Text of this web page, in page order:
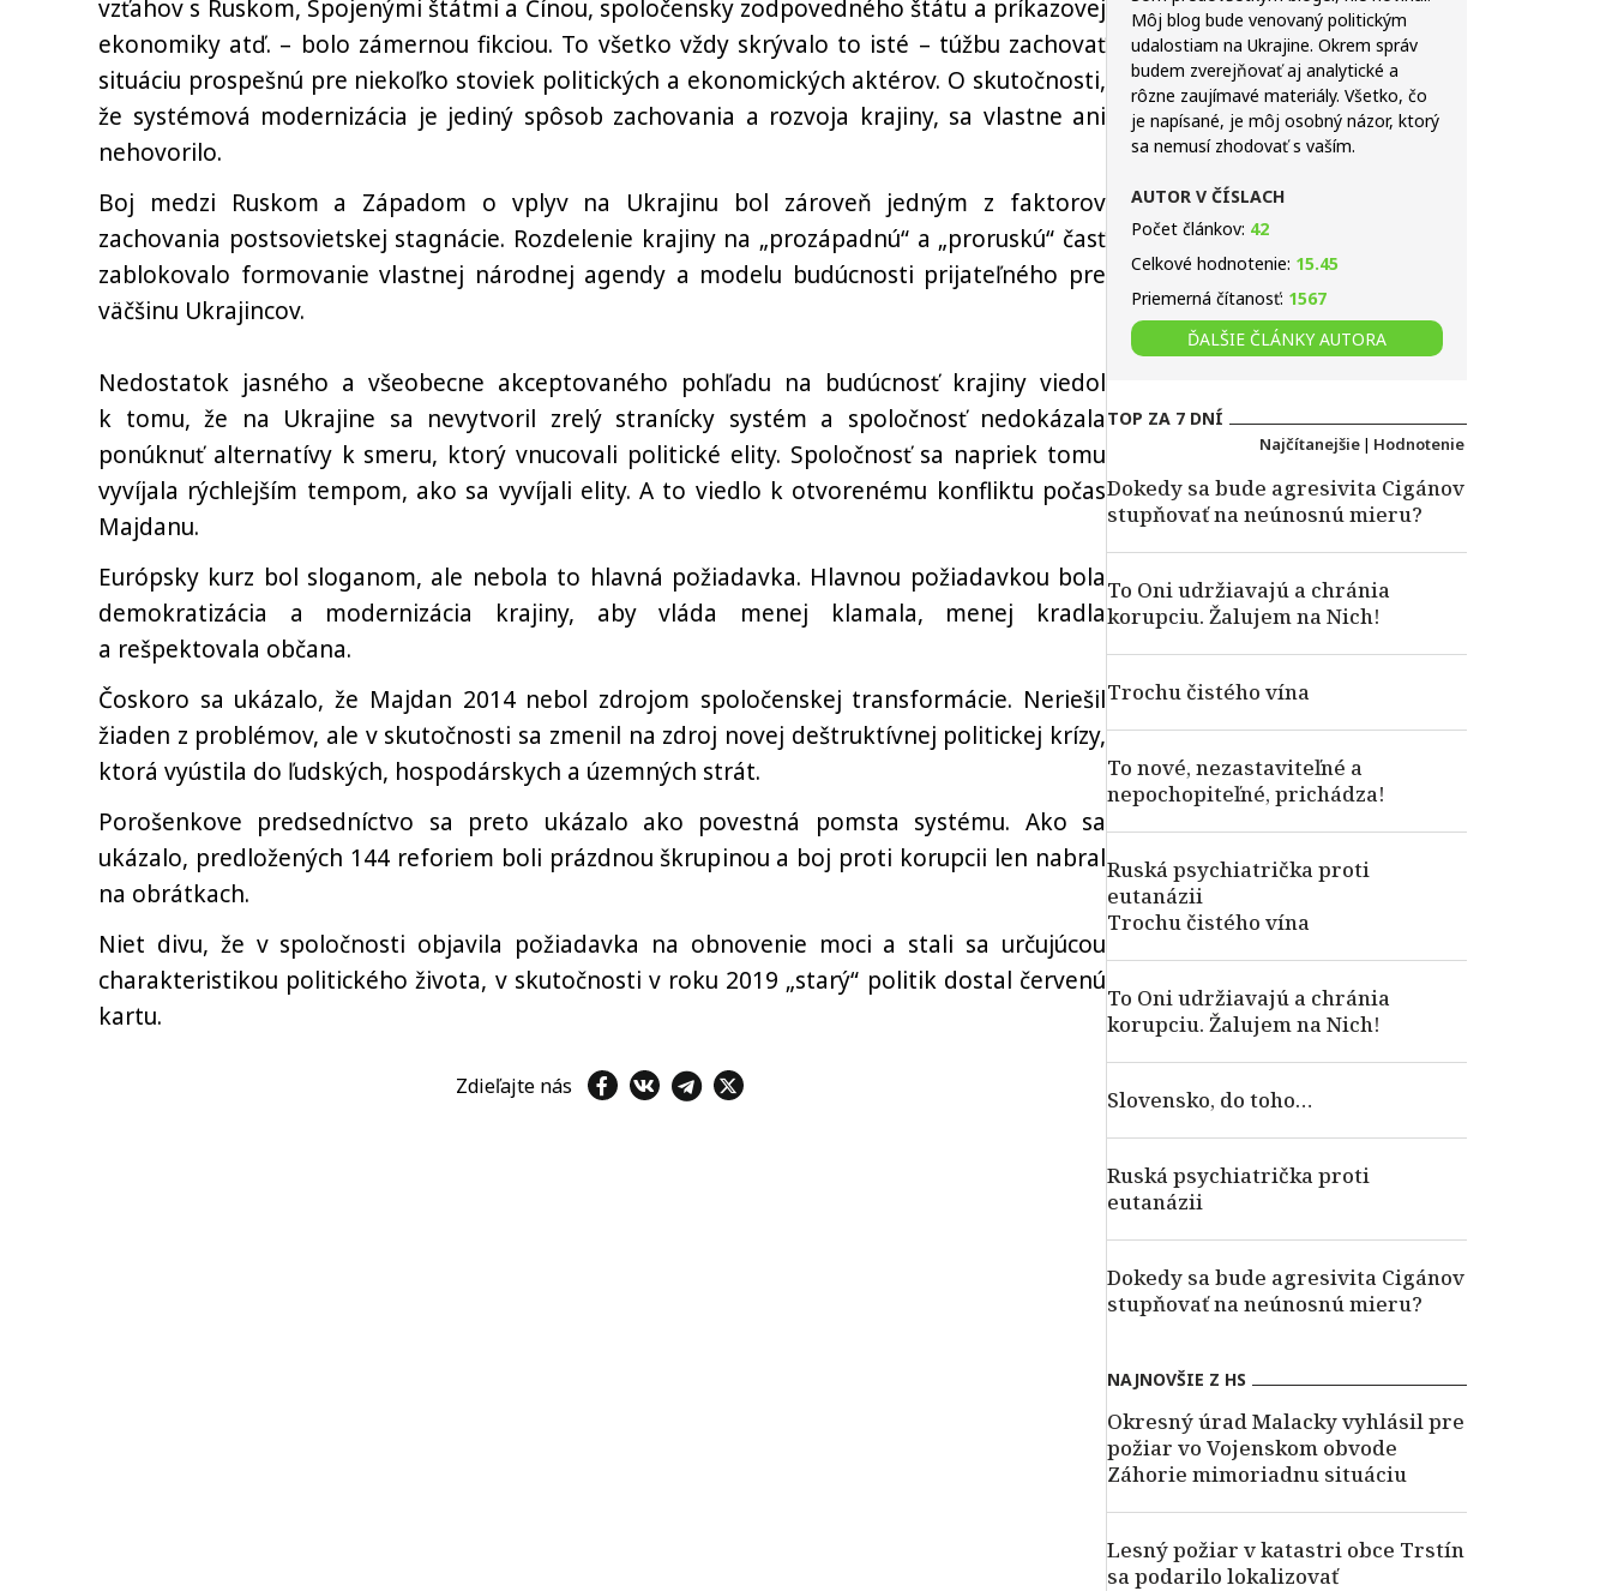
vzťahov s Ruskom, Spojenými štátmi a Čínou, spoločensky zodpovedného štátu a príkazovej
ekonomiky atď. – bolo zámernou fikciou. To všetko vždy skrývalo to isté – túžbu zachovať
situáciu prospešnú pre niekoľko stoviek politických a ekonomických aktérov. O skutočnosti,
že systémová modernizácia je jediný spôsob zachovania a rozvoja krajiny, sa vlastne ani
nehovorilo.
Boj medzi Ruskom a Západom o vplyv na Ukrajinu bol zároveň jedným z faktorov
zachovania postsovietskej stagnácie. Rozdelenie krajiny na „prozápadnú“ a „proruskú“ časť
zablokovalo formovanie vlastnej národnej agendy a modelu budúcnosti prijateľného pre
väčšinu Ukrajincov.
Nedostatok jasného a všeobecne akceptovaného pohľadu na budúcnosť krajiny viedol
k tomu, že na Ukrajine sa nevytvoril zrelý stranícky systém a spoločnosť nedokázala
ponúknuť alternatívy k smeru, ktorý vnucovali politické elity. Spoločnosť sa napriek tomu
vyvíjala rýchlejším tempom, ako sa vyvíjali elity. A to viedlo k otvorenému konfliktu počas
Majdanu.
Európsky kurz bol sloganom, ale nebola to hlavná požiadavka. Hlavnou požiadavkou bola
demokratizácia a modernizácia krajiny, aby vláda menej klamala, menej kradla
a rešpektovala občana.
Čoskoro sa ukázalo, že Majdan 2014 nebol zdrojom spoločenskej transformácie. Neriešil
žiaden z problémov, ale v skutočnosti sa zmenil na zdroj novej deštruktívnej politickej krízy,
ktorá vyústila do ľudských, hospodárskych a územných strát.
Porošenkove predsedníctvo sa preto ukázalo ako povestná pomsta systému. Ako sa
ukázalo, predložených 144 reforiem boli prázdnou škrupinou a boj proti korupcii len nabral
na obrátkach.
Niet divu, že v spoločnosti objavila požiadavka na obnovenie moci a stali sa určujúcou
charakteristikou politického života, v skutočnosti v roku 2019 „starý“ politik dostal červenú
kartu.
Zdieľajte nás
Môj blog bude venovaný politickým
udalostiam na Ukrajine. Okrem správ
budem zverejňovať aj analytické a
rôzne zaujímavé materiály. Všetko, čo
je napísané, je môj osobný názor, ktorý
sa nemusí zhodovať s vaším.
AUTOR V ČÍSLACH
Počet článkov: 42
Celkové hodnotenie: 15.45
Priemerná čítanosť: 1567
ĎALŠIE ČLÁNKY AUTORA
TOP ZA 7 DNÍ
Najčítanejšie | Hodnotenie
Dokedy sa bude agresivita Cigánov
stupňovať na neúnosnú mieru?
To Oni udržiavajú a chránia
korupciu. Žalujem na Nich!
Trochu čistého vína
To nové, nezastaviteľné a
nepochopiteľné, prichádza!
Ruská psychiatrička proti
eutanázii
Trochu čistého vína
To Oni udržiavajú a chránia
korupciu. Žalujem na Nich!
Slovensko, do toho…
Ruská psychiatrička proti
eutanázii
Dokedy sa bude agresivita Cigánov
stupňovať na neúnosnú mieru?
NAJNOVŠIE Z HS
Okresný úrad Malacky vyhlásil pre
požiar vo Vojenskom obvode
Záhorie mimoriadnu situáciu
Lesný požiar v katastri obce Trstín
sa podarilo lokalizovať